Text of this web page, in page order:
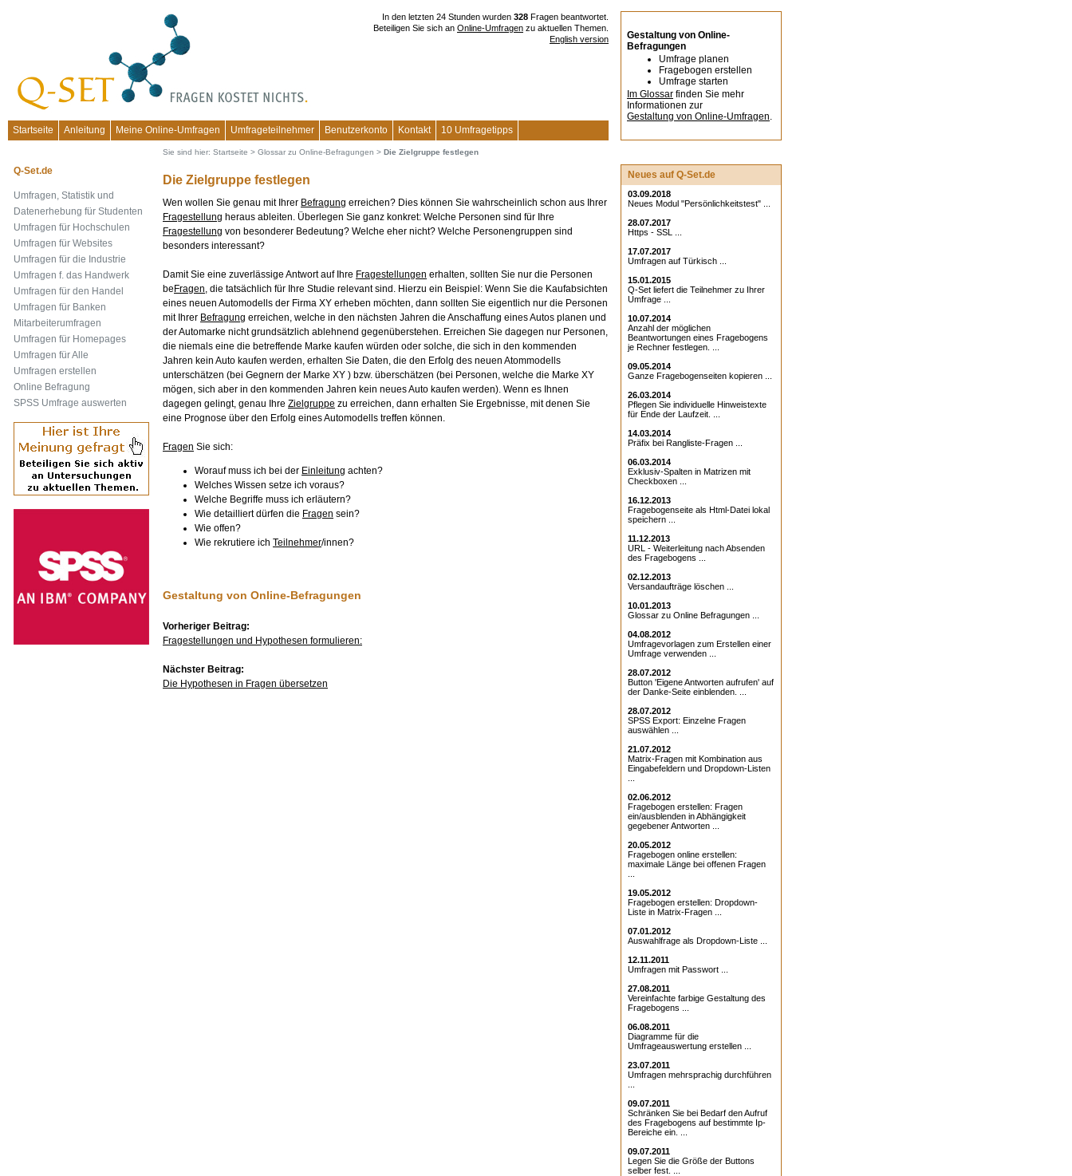
In den letzten 24 Stunden wurden 328 Fragen beantwortet.
Beteiligen Sie sich an Online-Umfragen zu aktuellen Themen.
English version
Gestaltung von Online-
Befragungen
Umfrage planen
Fragebogen erstellen
Umfrage starten
Im Glossar finden Sie mehr
Informationen zur
Gestaltung von Online-Umfragen.
Startseite
Anleitung Meine Online-Umfragen Umfrageteilnehmer Benutzerkonto Kontakt 10 Umfragetipps
Sie sind hier: Startseite > Glossar zu Online-Befragungen > Die Zielgruppe festlegen
Die Zielgruppe festlegen
Wen wollen Sie genau mit Ihrer Befragung erreichen? Dies können Sie wahrscheinlich schon aus Ihrer
Fragestellung heraus ableiten. Überlegen Sie ganz konkret: Welche Personen sind für Ihre
Fragestellung von besonderer Bedeutung? Welche eher nicht? Welche Personengruppen sind
besonders interessant?
Damit Sie eine zuverlässige Antwort auf Ihre Fragestellungen erhalten, sollten Sie nur die Personen
beFragen , die tatsächlich für Ihre Studie relevant sind. Hierzu ein Beispiel: Wenn Sie die Kaufabsichten
eines neuen Automodells der Firma XY erheben möchten, dann sollten Sie eigentlich nur die Personen
mit Ihrer Befragung erreichen, welche in den nächsten Jahren die Anschaffung eines Autos planen und
der Automarke nicht grundsätzlich ablehnend gegenüberstehen. Erreichen Sie dagegen nur Personen,
die niemals eine die betreffende Marke kaufen würden oder solche, die sich in den kommenden
Jahren kein Auto kaufen werden, erhalten Sie Daten, die den Erfolg des neuen Atommodells
unterschätzen (bei Gegnern der Marke XY ) bzw. überschätzen (bei Personen, welche die Marke XY
mögen, sich aber in den kommenden Jahren kein neues Auto kaufen werden). Wenn es Ihnen
dagegen gelingt, genau Ihre Zielgruppe zu erreichen, dann erhalten Sie Ergebnisse, mit denen Sie
eine Prognose über den Erfolg eines Automodells treffen können.
Fragen Sie sich:
Worauf muss ich bei der Einleitung achten?
Welches Wissen setze ich voraus?
Welche Begriffe muss ich erläutern?
Wie detailliert dürfen die Fragen sein?
Wie offen?
Wie rekrutiere ich Teilnehmer/innen?
Gestaltung von Online-Befragungen
Vorheriger Beitrag:
Fragestellungen und Hypothesen formulieren:
Nächster Beitrag:
Die Hypothesen in Fragen übersetzen
Neues auf Q-Set.de
03.09.2018
Neues Modul "Persönlichkeitstest" ...
28.07.2017
Https - SSL ...
17.07.2017
Umfragen auf Türkisch ...
15.01.2015
Q-Set liefert die Teilnehmer zu Ihrer
Umfrage ...
10.07.2014
Anzahl der möglichen
Beantwortungen eines Fragebogens
je Rechner festlegen. ...
09.05.2014
Ganze Fragebogenseiten kopieren ...
26.03.2014
Pflegen Sie individuelle Hinweistexte
für Ende der Laufzeit. ...
14.03.2014
Präfix bei Rangliste-Fragen ...
06.03.2014
Exklusiv-Spalten in Matrizen mit
Checkboxen ...
16.12.2013
Fragebogenseite als Html-Datei lokal
speichern ...
11.12.2013
URL - Weiterleitung nach Absenden
des Fragebogens ...
02.12.2013
Versandaufträge löschen ...
10.01.2013
Glossar zu Online Befragungen ...
04.08.2012
Umfragevorlagen zum Erstellen einer
Umfrage verwenden ...
28.07.2012
Button 'Eigene Antworten aufrufen' auf
der Danke-Seite einblenden. ...
28.07.2012
SPSS Export: Einzelne Fragen
auswählen ...
21.07.2012
Matrix-Fragen mit Kombination aus
Eingabefeldern und Dropdown-Listen
02.06.2012
Fragebogen erstellen: Fragen
ein/ausblenden in Abhängigkeit
gegebener Antworten ...
20.05.2012
Fragebogen online erstellen:
maximale Länge bei offenen Fragen
19.05.2012
Fragebogen erstellen: Dropdown-
Liste in Matrix-Fragen ...
07.01.2012
Auswahlfrage als Dropdown-Liste ...
12.11.2011
Umfragen mit Passwort ...
27.08.2011
Vereinfachte farbige Gestaltung des
Fragebogens ...
06.08.2011
Diagramme für die
Umfrageauswertung erstellen ...
23.07.2011
Umfragen mehrsprachig durchführen
09.07.2011
Schränken Sie bei Bedarf den Aufruf
des Fragebogens auf bestimmte Ip-
Bereiche ein. ...
09.07.2011
Legen Sie die Größe der Buttons
selber fest. ...
Q-Set.de
Umfragen, Statistik und
Datenerhebung für Studenten
Umfragen für Hochschulen
Umfragen für Websites
Umfragen für die Industrie
Umfragen f. das Handwerk
Umfragen für den Handel
Umfragen für Banken
Mitarbeiterumfragen
Umfragen für Homepages
Umfragen für Alle
Umfragen erstellen
Online Befragung
SPSS Umfrage auswerten